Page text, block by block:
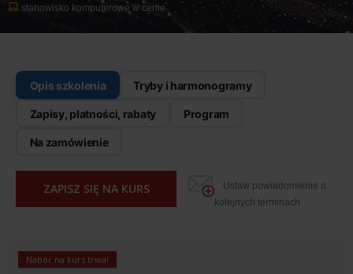
stanowisko komputerowe w cenie
Opis szkolenia Tryby i harmonogramy
Zapisy, płatności, rabaty Program
Na zamówienie
ZAPISZ SIĘ NA KURS
Ustaw powiadomienie o
kolejnych terminach
Nabór na kurs trwa!